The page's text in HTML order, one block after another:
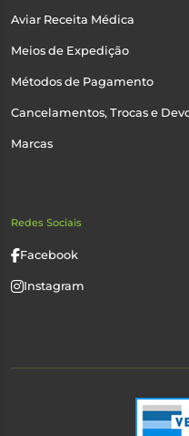
Aviar Receita Médica
Meios de Expedição
Métodos de Pagamento
Cancelamentos, Trocas e
Marcas
Redes Sociais
Facebook
Instagram